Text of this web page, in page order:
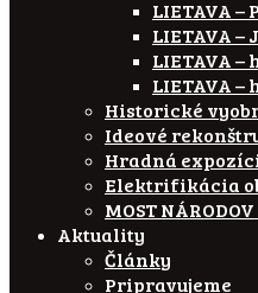
LIETAVA
LIETAVA –
LIETAVA
LIETAVA
Historické
Ideové
Hradná
Elektrifikácia
MOST
Aktuality
Články
Pripravujeme